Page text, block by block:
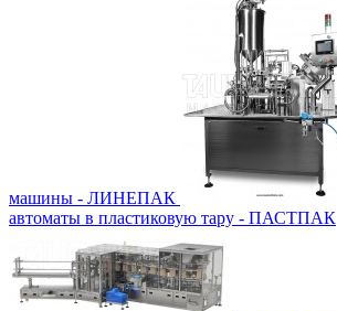
машины - ЛИНЕПАК
автоматы в пластиковую тару - ПАСТПАК